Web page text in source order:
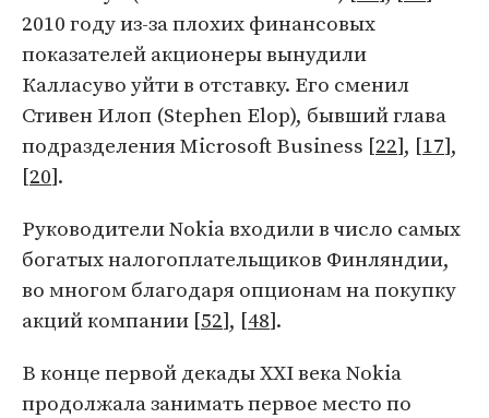
2010 году из-за плохих финансовых
показателей акционеры вынудили
Калласуво уйти в отставку. Его сменил
Стивен Илоп (Stephen Elop), бывший глава
подразделения Microsoft Business [22], [17],
[20].
Руководители Nokia входили в число самых
богатых налогоплательщиков Финляндии,
во многом благодаря опционам на покупку
акций компании [52], [48].
В конце первой декады XXI века Nokia
продолжала занимать первое место по